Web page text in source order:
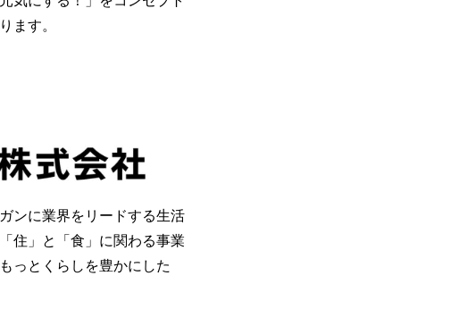
ます。
ンに業界をリードする生活
住」と「食」に関わる事業
っとくらしを豊かにした